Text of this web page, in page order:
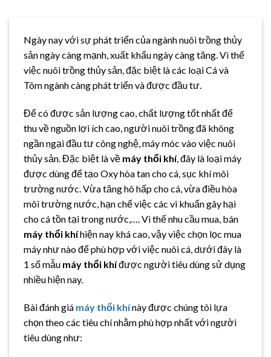
Ngày nay với sự phát triển của ngành nuôi trồng thủy
sản ngày càng mạnh, xuất khẩu ngày càng tăng. Vì thế
việc nuôi trồng thủy sản, đặc biệt là các loại Cá và
Tôm ngành càng phát triển và được đầu tư.
Để có được sản lượng cao, chất lượng tốt nhất để
thu về nguồn lợi ích cao, người nuôi trồng đã không
ngần ngại đầu tư công nghệ, máy móc vào việc nuôi
thủy sản. Đặc biệt là về máy thổi khí, đây là loại máy
được dùng để tạo Oxy hòa tan cho cá, sục khí môi
trường nước. Vừa tăng hô hấp cho cá, vừa điều hòa
môi trường nước, hạn chế việc các vi khuẩn gây hại
cho cá tồn tại trong nước,…. Vì thế nhu cầu mua, bán
máy thổi khíhiện nay khá cao, vậy việc chọn lọc mua
máy như nào để phù hợp với việc nuôi cá, dưới đây là
1 số mẫu máy thổi khíđược người tiêu dùng sử dụng
nhiều hiện nay.
Bài đánh giá máy thổi khínày được chúng tôi lựa
chọn theo các tiêu chí nhằm phù hợp nhất với người
tiêu dùng như: